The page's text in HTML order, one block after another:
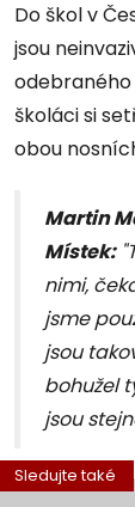
Do škol v
jsou
odebraného
školáci si
obou
Martin
Místek:
nimi,
jsme
jsou
bohužel
jsou
Sledujte také